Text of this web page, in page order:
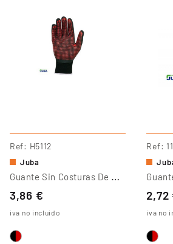
Ref H5112
Juba
G
Uante Sin Costuras De Nitrilo
3,86 €
iva no incluido
Ref
2,72
iva no